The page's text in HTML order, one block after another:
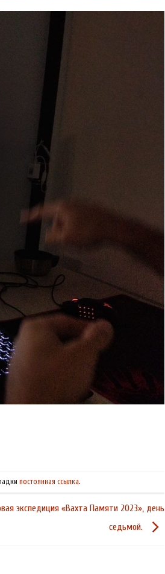
постоянная ссылка.
экспедиция «Вахта Памяти 2023», день
седьмой.